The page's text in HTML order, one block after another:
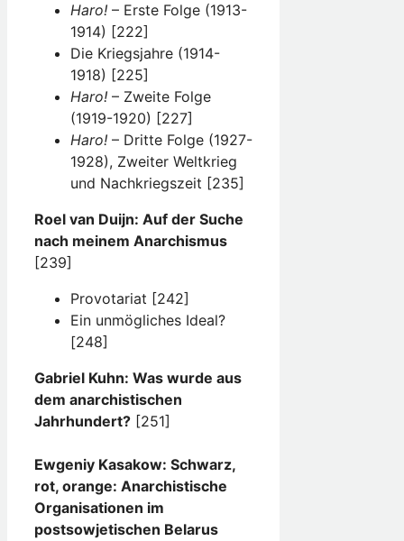
Haro! – Erste Folge (1913-
1914) [222]
Die Kriegsjahre (1914-
1918) [225]
Haro! – Zweite Folge
(1919-1920) [227]
Haro! – Dritte Folge (1927-
1928), Zweiter Weltkrieg
und Nachkriegszeit [235]
Roel van Duijn: Auf der Suche
nach meinem Anarchismus
[239]
Provotariat [242]
Ein unmögliches Ideal?
[248]
Gabriel Kuhn: Was wurde aus
dem anarchistischen
Jahrhundert? [251]
Ewgeniy Kasakow: Schwarz,
rot, orange: Anarchistische
Organisationen im
postsowjetischen Belarus